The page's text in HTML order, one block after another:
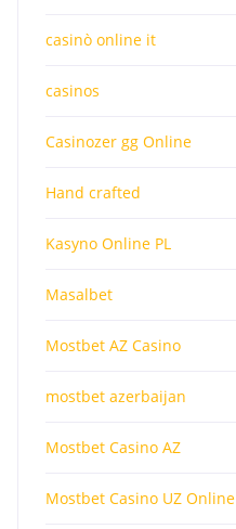
casinò online it
casinos
Casinozer gg Online
Hand crafted
Kasyno Online PL
Masalbet
Mostbet AZ Casino
mostbet azerbaijan
Mostbet Casino AZ
Mostbet Casino UZ Online